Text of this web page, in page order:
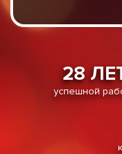
28
успешной
успешной